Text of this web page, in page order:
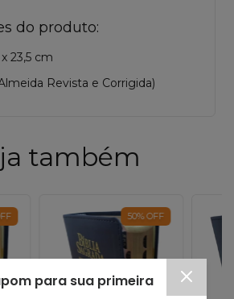
do produto:
23,5 cm
Revista e Corrigida)
também
50%OFF
para sua primeira